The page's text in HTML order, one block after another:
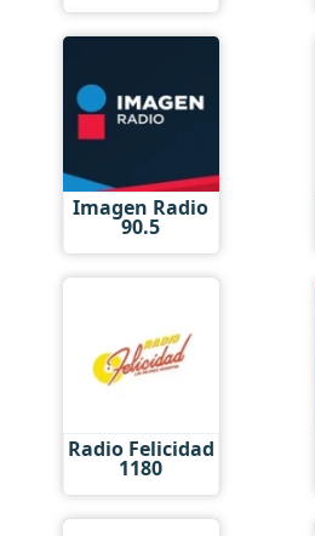
Imagen Radio
90.5
Radio Felicidad
1180